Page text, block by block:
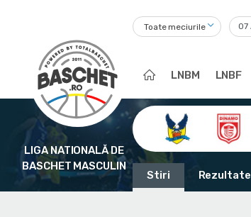
Toate meciurile
LNBM LNBF
LIGA NATIONALĂ DE
BASCHET MASCULIN
Stiri Rezultate